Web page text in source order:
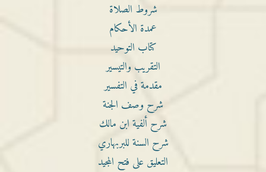
شروط الصلاة
عمدة الأحكام
كتاب التوحيد
التقريب والتيسير
مقدمة في التفسير
شرح وصف الجنة
شرح ألفية ابن مالك
شرح السنة للبربهاري
التعليق على فتح المجيد